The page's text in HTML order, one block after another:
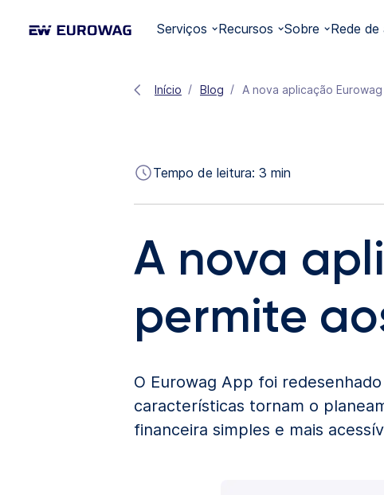
Serviços Recursos Sobre Rede
Início Blog A nova aplicação
Tempo de leitura: 3 min
A nova
permite
O Eurowag App foi
características tornam o
financeira simples e mais